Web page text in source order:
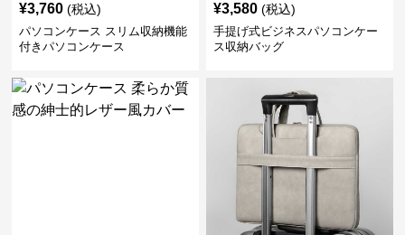
¥3,760 (税込)
パソコンケース スリム収納機能
付きパソコンケース
¥3,580 (税込)
手提げ式ビジネスパソコンケー
ス収納バッグ